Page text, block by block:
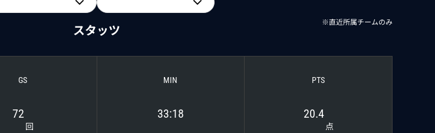
スタッツ ※直近所属チームのみ
GS
72
回
MIN
33:18
PTS
20.4
点